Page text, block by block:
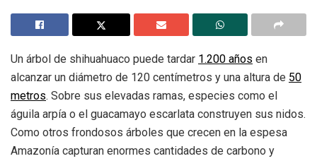
Un árbol de shihuahuaco puede tardar 1.200 años en
alcanzar un diámetro de 120 centímetros y una altura de 50
metros. Sobre sus elevadas ramas, especies como el
águila arpía o el guacamayo escarlata construyen sus nidos.
Como otros frondosos árboles que crecen en la espesa
Amazonía capturan enormes cantidades de carbono y